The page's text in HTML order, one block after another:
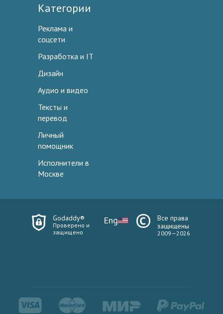
Категории
Реклама и
соцсети
Разработка и IT
Дизайн
Аудио и видео
Тексты и
перевод
Личный
помощник
Исполнители в
Москве
Godaddy®
Проверено и
защищено
Eng
Все права
защищены
2009—2026